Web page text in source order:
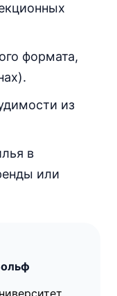
формата,
из
в
или